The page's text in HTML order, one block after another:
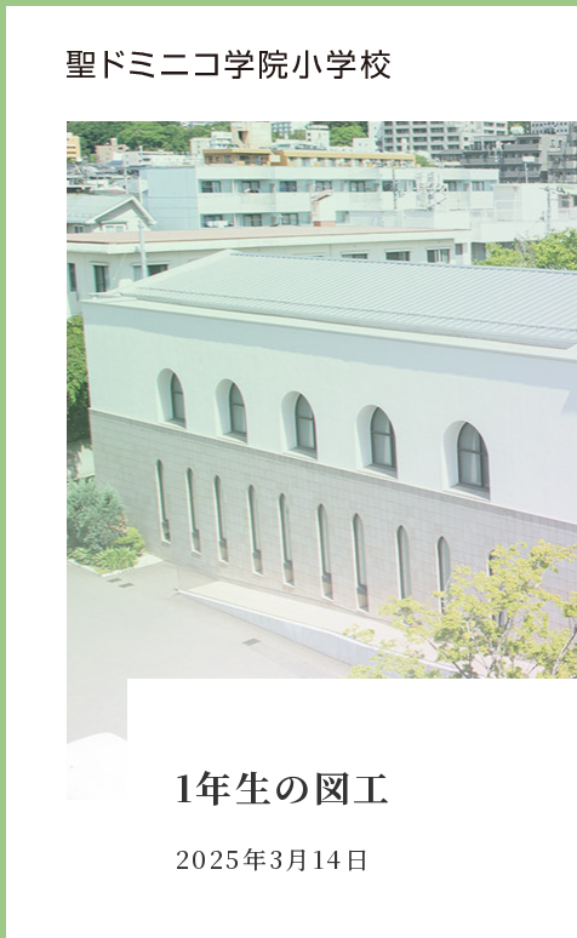
ご挨拶
校長メッセージ
先生からメッセージ
教育方
教育方
礼の育成
学校紹介
学校生活
年間行事
委員会・クラブ活動
検定合格
学校紹介ムービー
通学用ラ
1年生の図工
2025年3月14日